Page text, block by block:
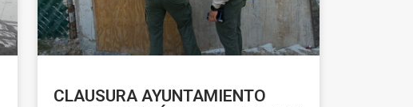
CLAUSURA AYUNTAMIENTO